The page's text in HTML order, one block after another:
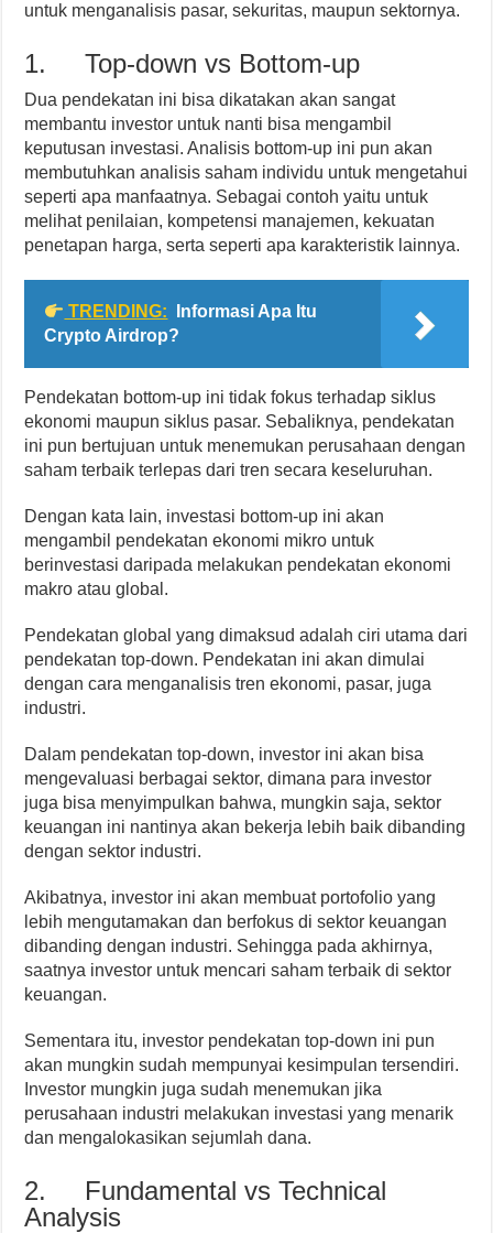
untuk menganalisis pasar, sekuritas, maupun sektornya.
1. Top-down vs Bottom-up
Dua pendekatan ini bisa dikatakan akan sangat
membantu investor untuk nanti bisa mengambil
keputusan investasi. Analisis bottom-up ini pun akan
membutuhkan analisis saham individu untuk mengetahui
seperti apa manfaatnya. Sebagai contoh yaitu untuk
melihat penilaian, kompetensi manajemen, kekuatan
penetapan harga, serta seperti apa karakteristik lainnya.
TRENDING:
Informasi Apa Itu
Crypto Airdrop?
Pendekatan bottom-up ini tidak fokus terhadap siklus
ekonomi maupun siklus pasar. Sebaliknya, pendekatan
ini pun bertujuan untuk menemukan perusahaan dengan
saham terbaik terlepas dari tren secara keseluruhan.
Dengan kata lain, investasi bottom-up ini akan
mengambil pendekatan ekonomi mikro untuk
berinvestasi daripada melakukan pendekatan ekonomi
makro atau global.
Pendekatan global yang dimaksud adalah ciri utama dari
pendekatan top-down. Pendekatan ini akan dimulai
dengan cara menganalisis tren ekonomi, pasar, juga
industri.
Dalam pendekatan top-down, investor ini akan bisa
mengevaluasi berbagai sektor, dimana para investor
juga bisa menyimpulkan bahwa, mungkin saja, sektor
keuangan ini nantinya akan bekerja lebih baik dibanding
dengan sektor industri.
Akibatnya, investor ini akan membuat portofolio yang
lebih mengutamakan dan berfokus di sektor keuangan
dibanding dengan industri. Sehingga pada akhirnya,
saatnya investor untuk mencari saham terbaik di sektor
keuangan.
Sementara itu, investor pendekatan top-down ini pun
akan mungkin sudah mempunyai kesimpulan tersendiri.
Investor mungkin juga sudah menemukan jika
perusahaan industri melakukan investasi yang menarik
dan mengalokasikan sejumlah dana.
2. Fundamental vs Technical
Analysis